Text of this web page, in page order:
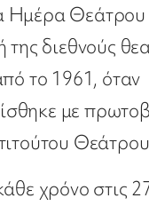
Θεάτρου
της διεθνούς
το 1961, όταν
με
χρόνο στις